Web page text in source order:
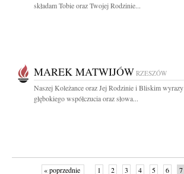
składam Tobie oraz Twojej Rodzinie...
MAREK MATWIJÓW RZESZÓW
Naszej Koleżance oraz Jej Rodzinie i Bliskim wyrazy
głębokiego współczucia oraz słowa...
« poprzednie 1 2 3 4 5 6 7